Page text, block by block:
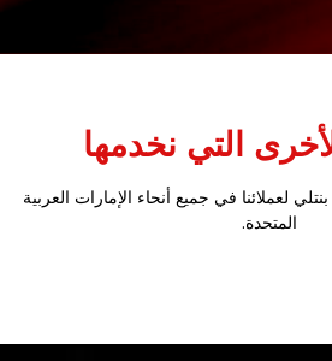
التي نخدمها
لعملائنا في جميع أنحاء الإمارات العربية
المتحدة.